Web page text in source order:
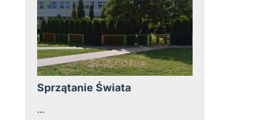
Sprzątanie Świata
...